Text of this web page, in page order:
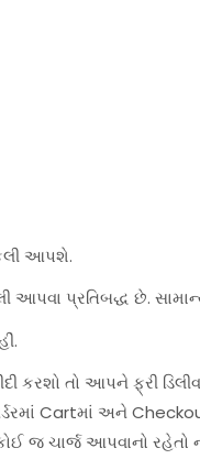
આપશે.
પ્રતિબદ્ધ છે.
કરશો તો આપને ફ્રી
Cartમાં અને
જ ચાર્જ આપવાનો રહેતો